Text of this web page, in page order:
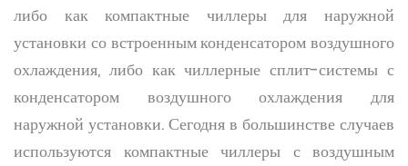
либо как компактные чиллеры для наружной
установки со встроенным конденсатором воздушного
охлаждения, либо как чиллерные сплит-системы с
конденсатором воздушного охлаждения для
наружной установки. Сегодня в большинстве случаев
используются компактные чиллеры с воздушным